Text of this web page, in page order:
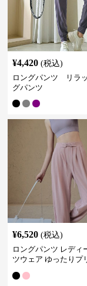
¥4,420 (税込)
ロングパンツ リラ
グパンツ
¥6,520 (税込)
ロングパンツ レディ
ツウェア ゆったりプ